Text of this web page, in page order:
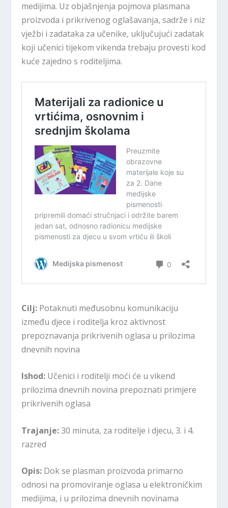
medijima. Uz objašnjenja pojmova plasmana
proizvoda i prikrivenog oglašavanja, sadrže i niz
vježbi i zadataka za učenike, uključujući zadatak
koji učenici tijekom vikenda trebaju provesti kod
kuće zajedno s roditeljima.
Cilj: Potaknuti međusobnu komunikaciju
između djece i roditelja kroz aktivnost
prepoznavanja prikrivenih oglasa u prilozima
dnevnih novina
Ishod: Učenici i roditelji moći će u vikend
prilozima dnevnih novina prepoznati primjere
prikrivenih oglasa
Trajanje:30 minuta, za roditelje i djecu, 3. i 4.
razred
Opis: Dok se plasman proizvoda primarno
odnosi na promoviranje oglasa u elektroničkim
medijima, i u prilozima dnevnih novinama